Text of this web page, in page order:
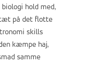
biologi hold med,
på det flotte
skills
kæmpe haj,
samme